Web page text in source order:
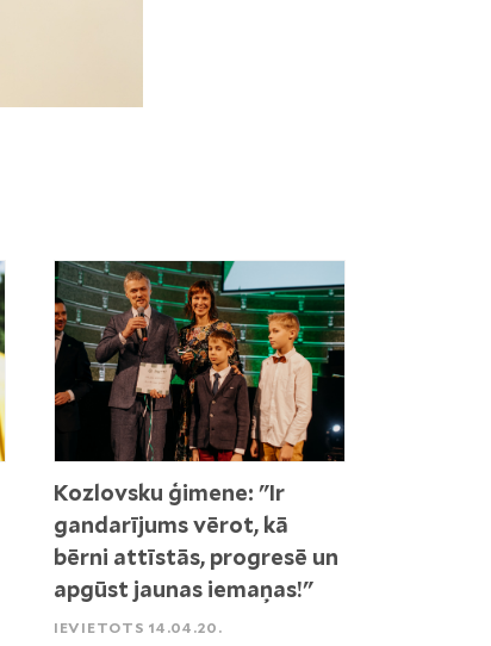
Kozlovsku ģimene: "Ir
gandarījums vērot, kā
bērni attīstās, progresē un
apgūst jaunas iemaņas!"
IEVIETOTS 14.04.20.